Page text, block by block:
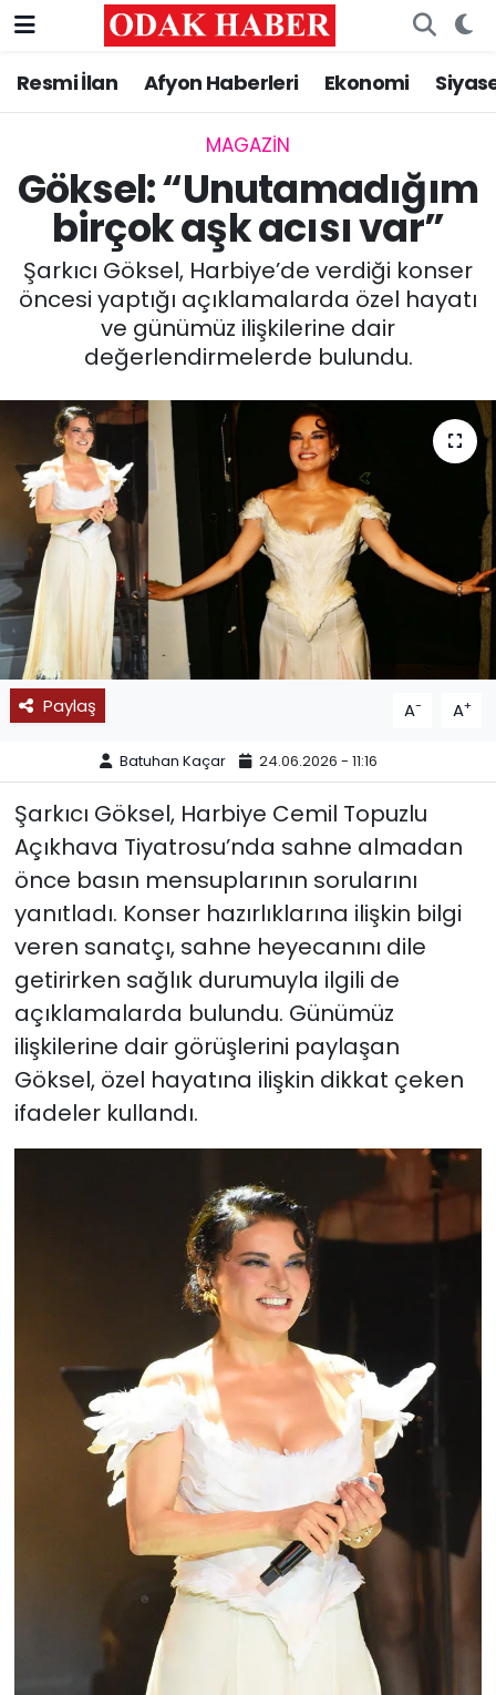
Resmi İlan Afyon Haberleri Ekonomi
MAGAZİN
Göksel: “Unutamadığım
birçok aşk acısı var”
Şarkıcı Göksel, Harbiye’de verdiği konser
öncesi yaptığı açıklamalarda özel hayatı
ve günümüz ilişkilerine dair
değerlendirmelerde bulundu.
Paylaş A- A+
Batuhan Kaçar 24.06.2026 - 11:16
Şarkıcı Göksel, Harbiye Cemil Topuzlu
Açıkhava Tiyatrosu’nda sahne almadan
önce basın mensuplarının sorularını
yanıtladı. Konser hazırlıklarına ilişkin bilgi
veren sanatçı, sahne heyecanını dile
getirirken sağlık durumuyla ilgili de
açıklamalarda bulundu. Günümüz
ilişkilerine dair görüşlerini paylaşan
Göksel, özel hayatına ilişkin dikkat çeken
ifadeler kullandı.
AFYONKARAHİSAR HABERLERİ
ASAYİŞ
GÜNCEL
SİYASET
EĞİTİM
MAGAZİN
SAĞLIK
SPOR
11:11 MANŞET
Nöbetçi Eczaneler
Trafik Durumu
Süper Lig Puan Durumu ve Fikstür
Tüm Manşetler
Son Dakika Haberleri
Haber Arşivi